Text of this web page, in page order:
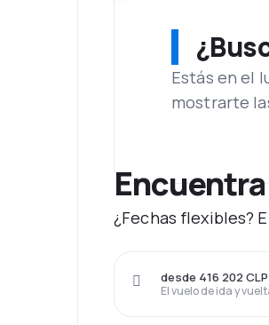
Estás en el
mostrarte
¿Fechas flexibles?
El vuelo de ida y
desde 416 202 CLP